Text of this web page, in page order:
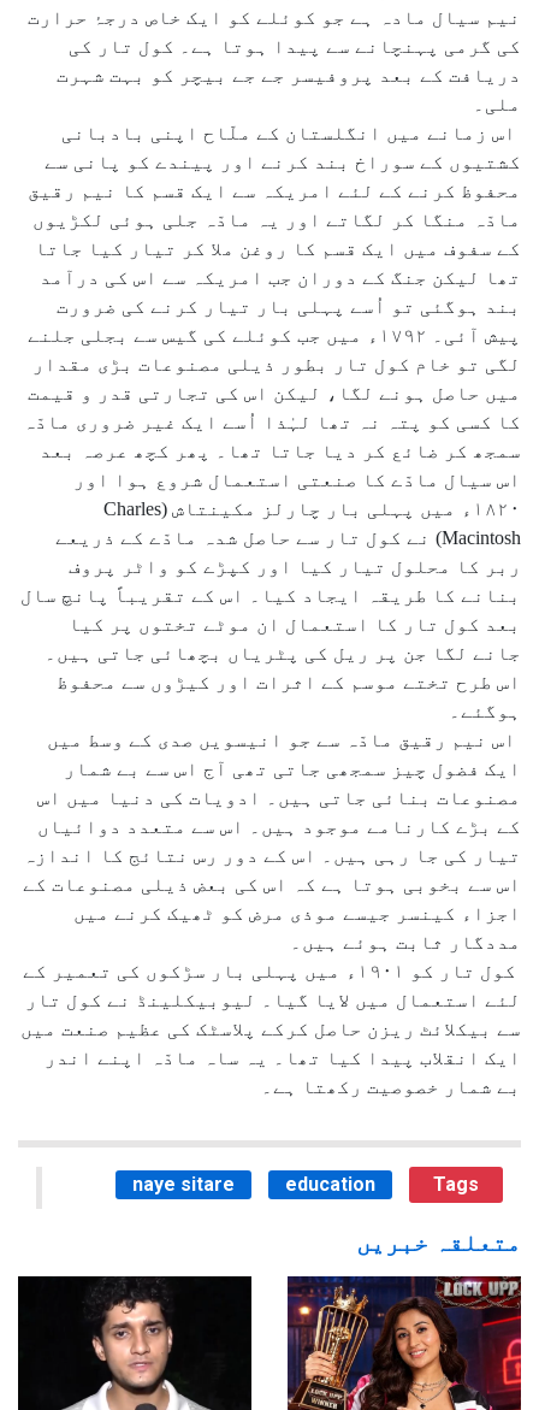
نیم سیال مادہ ہے جو کوئلے کو ایک خاص درجۂ حرارت
کی گرمی پہنچانے سے پیدا ہوتا ہے۔ کول تار کی
دریافت کے بعد پروفیسر جے جے بیچر کو بہت شہرت
ملی۔
اس زمانے میں انگلستان کے ملّاح اپنی بادبانی
کشتیوں کے سوراخ بند کرنے اور پیندے کو پانی سے
محفوظ کرنے کے لئے امریکہ سے ایک قسم کا نیم رقیق
مادّہ منگا کر لگاتے اور یہ مادّہ جلی ہوئی لکڑیوں
کے سفوف میں ایک قسم کا روغن ملا کر تیار کیا جاتا
تھا لیکن جنگ کے دوران جب امریکہ سے اس کی درآمد
بند ہوگئی تو اُسے پہلی بار تیار کرنے کی ضرورت
پیش آئی۔ ۱۷۹۲ء میں جب کوئلے کی گیس سے بجلی جلنے
لگی تو خام کول تار بطور ذیلی مصنوعات بڑی مقدار
میں حاصل ہونے لگا، لیکن اس کی تجارتی قدر و قیمت
کا کسی کو پتہ نہ تھا لہٰذا اُسے ایک غیر ضروری مادّہ
سمجھ کر ضائع کر دیا جاتا تھا۔ پھر کچھ عرصہ بعد
اس سیال مادّے کا صنعتی استعمال شروع ہوا اور
۱۸۲۰ء میں پہلی بار چارلز مکینتاش (Charles
Macintosh) نے کول تار سے حاصل شدہ مادّے کے ذریعے
ربر کا محلول تیار کیا اور کپڑے کو واٹر پروف
بنانے کا طریقہ ایجاد کیا۔ اس کے تقریباً پانچ سال
بعد کول تار کا استعمال ان موٹے تختوں پر کیا
جانے لگا جن پر ریل کی پٹریاں بچھائی جاتی ہیں۔
اس طرح تختے موسم کے اثرات اور کیڑوں سے محفوظ
ہوگئے۔
اس نیم رقیق مادّہ سے جو انیسویں صدی کے وسط میں
ایک فضول چیز سمجھی جاتی تھی آج اس سے بے شمار
مصنوعات بنائی جاتی ہیں۔ ادویات کی دنیا میں اس
کے بڑے کارنامے موجود ہیں۔ اس سے متعدد دوائیاں
تیار کی جا رہی ہیں۔ اس کے دور رس نتائج کا اندازہ
اس سے بخوبی ہوتا ہے کہ اس کی بعض ذیلی مصنوعات کے
اجزاء کینسر جیسے موذی مرض کو ٹھیک کرنے میں
مددگار ثابت ہوئے ہیں۔
کول تار کو ۱۹۰۱ء میں پہلی بار سڑکوں کی تعمیر کے
لئے استعمال میں لایا گیا۔ لیوبیکلینڈ نے کول تار
سے بیکلائٹ ریزن حاصل کرکے پلاسٹک کی عظیم صنعت میں
ایک انقلاب پیدا کیا تھا۔ یہ ساہ مادّہ اپنے اندر
بے شمار خصوصیت رکھتا ہے۔
naye sitare education Tags
متعلقہ خبریں